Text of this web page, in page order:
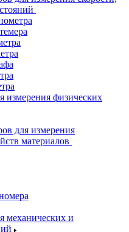
измерения физических
для измерения
материалов
механических и